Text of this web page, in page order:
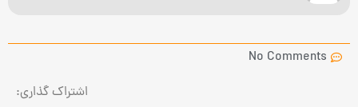
No Comments
اشتراک گذاری: